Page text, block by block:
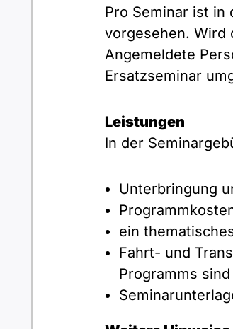
Pro Seminar ist in
vorgesehen. Wird
Angemeldete
Ersatzseminar
Leistungen
In der
Unterbringung
ein
Fahrt- und
Programms sind